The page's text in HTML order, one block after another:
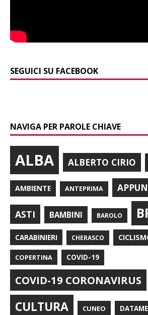
SEGUICI SU FACEBOOK
NAVIGA PER PAROLE CHIAVE
ALBA ALBERTO CIRIO
AMBIENTE ANTEPRIMA
ASTI BAMBINI BAROLO
CARABINIERI CHERASCO
COPERTINA COVID-19
COVID-19 CORONAVIRUS
CULTURA CUNEO